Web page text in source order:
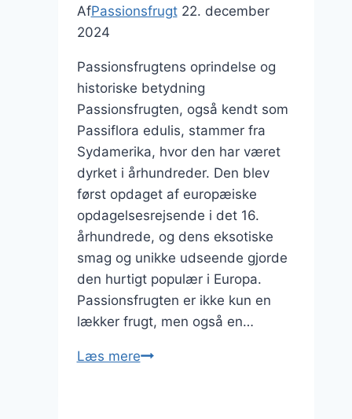
AfPassionsfrugt 22. december
2024
Passionsfrugtens oprindelse og
historiske betydning
Passionsfrugten, også kendt som
Passiflora edulis, stammer fra
Sydamerika, hvor den har været
dyrket i århundreder. Den blev
først opdaget af europæiske
opdagelsesrejsende i det 16.
århundrede, og dens eksotiske
smag og unikke udseende gjorde
den hurtigt populær i Europa.
Passionsfrugten er ikke kun en
lækker frugt, men også en…
Læs merePassionsfrugt